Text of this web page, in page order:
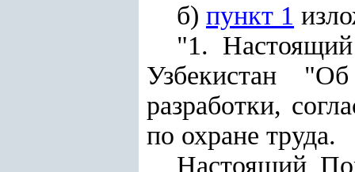
б) пункт 1
"1.
Узбекистан
разработки,
по охране труда.
Настоящий